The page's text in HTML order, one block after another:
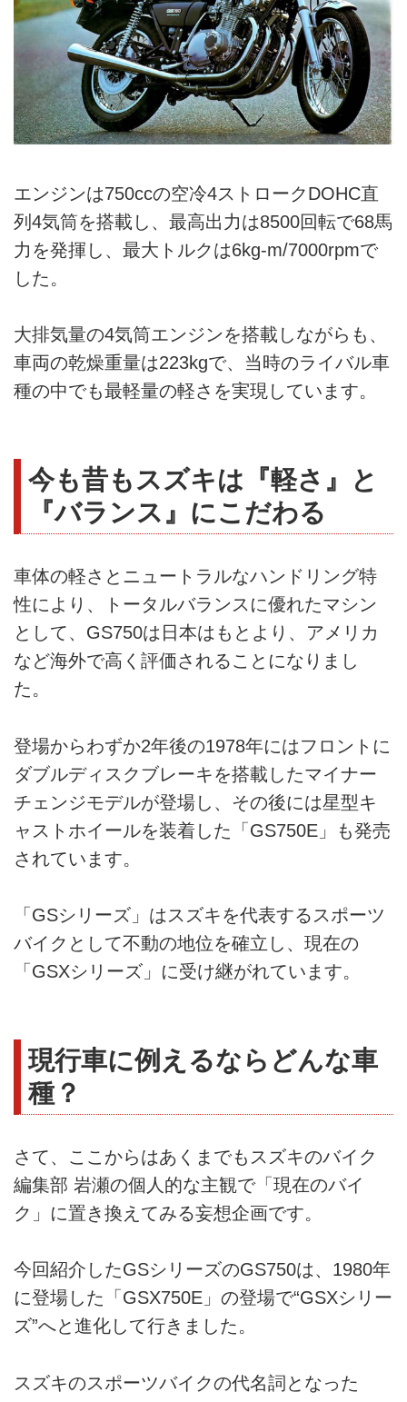
エンジンは750ccの空冷4ストロークDOHC直
列4気筒を搭載し、最高出力は8500回転で68馬
力を発揮し、最大トルクは6kg-m/7000rpmで
した。
大排気量の4気筒エンジンを搭載しながらも、
車両の乾燥重量は223kgで、当時のライバル車
種の中でも最軽量の軽さを実現しています。
今も昔もスズキは『軽さ』と
『バランス』にこだわる
車体の軽さとニュートラルなハンドリング特
性により、トータルバランスに優れたマシン
として、GS750は日本はもとより、アメリカ
など海外で高く評価されることになりまし
た。
登場からわずか2年後の1978年にはフロントに
ダブルディスクブレーキを搭載したマイナー
チェンジモデルが登場し、その後には星型キ
ャストホイールを装着した「GS750E」も発売
されています。
「GSシリーズ」はスズキを代表するスポーツ
バイクとして不動の地位を確立し、現在の
「GSXシリーズ」に受け継がれています。
現行車に例えるならどんな車
種？
さて、ここからはあくまでもスズキのバイク
編集部 岩瀬の個人的な主観で「現在のバイ
ク」に置き換えてみる妄想企画です。
今回紹介したGSシリーズのGS750は、1980年
に登場した「GSX750E」の登場で“GSXシリー
ズ”へと進化して行きました。
スズキのスポーツバイクの代名詞となった